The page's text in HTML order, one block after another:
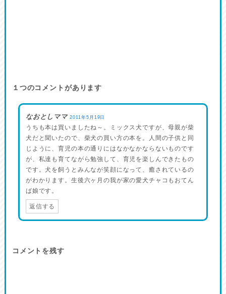
１つのコメントがあります
なおとしママ 2011年5月19日
うちも本は買いましたね～。ミックス犬ですが、母親が柴
犬だと聞いたので、柴犬の買い方の本を。人間の子供と同
じように、育児の本の通りにはなかなかならないものです
が、私達も育てながら勉強して、育児を楽しんできたもの
です。犬を飼うとみんなが笑顔になって、癒されているの
がわかります。生後六ヶ月の我が家の愛犬チャコもおてん
ば娘です。
返信する
コメントを残す